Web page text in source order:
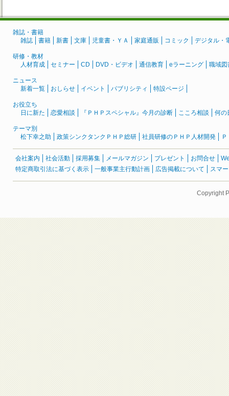
雑誌・書籍
雑誌
書籍 新書 文庫 児童書・ＹＡ 家庭通販 コミック デジタル・
研修・教材
人材育成
セミナー CD DVD・ビデオ 通信教育 eラーニング 職域図
ニュース
新着一覧
おしらせ イベント パブリシティ 特設ページ
お役立ち
日に新た
恋愛相談 『ＰＨＰスペシャル』今月の診断 こころ相談 何の
テーマ別
松下幸之助
政策シンクタンクＰＨＰ総研 社員研修のＰＨＰ人材開発
会社案内 社会活動 採用募集 メールマガジン プレゼント お問合せ
特定商取引法に基づく表示
一般事業主行動計画 広告掲載について スマ
Copyright